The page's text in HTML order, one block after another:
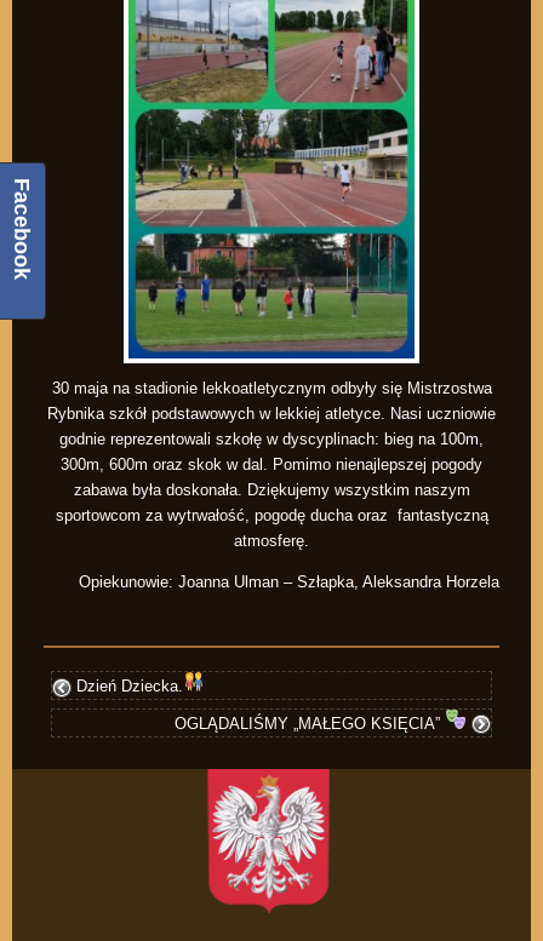
30 maja na stadionie lekkoatletycznym odbyły się Mistrzostwa
Rybnika szkół podstawowych w lekkiej atletyce. Nasi uczniowie
godnie reprezentowali szkołę w dyscyplinach: bieg na 100m,
300m, 600m oraz skok w dal. Pomimo nienajlepszej pogody
zabawa była doskonała. Dziękujemy wszystkim naszym
sportowcom za wytrwałość, pogodę ducha oraz fantastyczną
atmosferę.
Opiekunowie: Joanna Ulman – Szłapka, Aleksandra Horzela
Dzień Dziecka.
OGLĄDALIŚMY „MAŁEGO KSIĘCIA”
Facebook